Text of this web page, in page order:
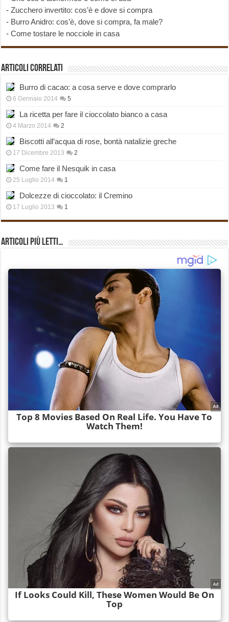
-Zucchero invertito: cos’è e dove si compra
- Burro Anidro: cos’è, dove si compra, fa male?
-Come tostare le nocciole in casa
Articoli correlati
Burro di cacao: a cosa serve e dove comprarlo
6 Gennaio 2014 5
La ricetta per fare il cioccolato bianco a casa
4 Marzo 2014 2
Biscotti all’acqua di rose, bontà natalizie greche
17 Dicembre 2013 2
Come fare il Nesquik in casa
25 Luglio 2014 1
Dolcezze di cioccolato: il Cremino
17 Luglio 2013 1
Articoli più Letti…